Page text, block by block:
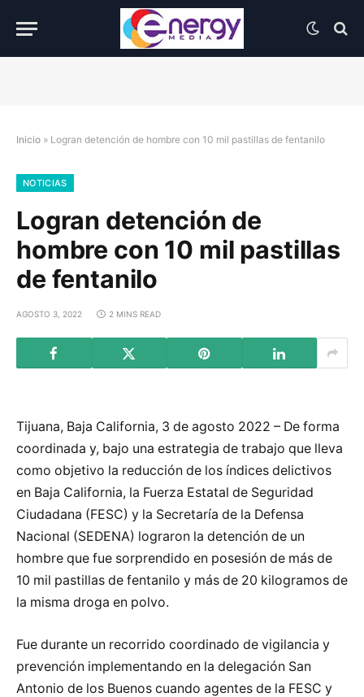
Inicio » Logran detención de hombre con 10 mil pastillas de fentanilo
NOTICIAS
Logran detención de
hombre con 10 mil pastillas
de fentanilo
AGOSTO 3, 2022 2 MINS READ
Tijuana, Baja California, 3 de agosto 2022 – De forma
coordinada y, bajo una estrategia de trabajo que lleva
como objetivo la reducción de los índices delictivos
en Baja California, la Fuerza Estatal de Seguridad
Ciudadana (FESC) y la Secretaría de la Defensa
Nacional (SEDENA) lograron la detención de un
hombre que fue sorprendido en posesión de más de
10 mil pastillas de fentanilo y más de 20 kilogramos de
la misma droga en polvo.
Fue durante un recorrido coordinado de vigilancia y
prevención implementando en la delegación San
Antonio de los Buenos cuando agentes de la FESC y